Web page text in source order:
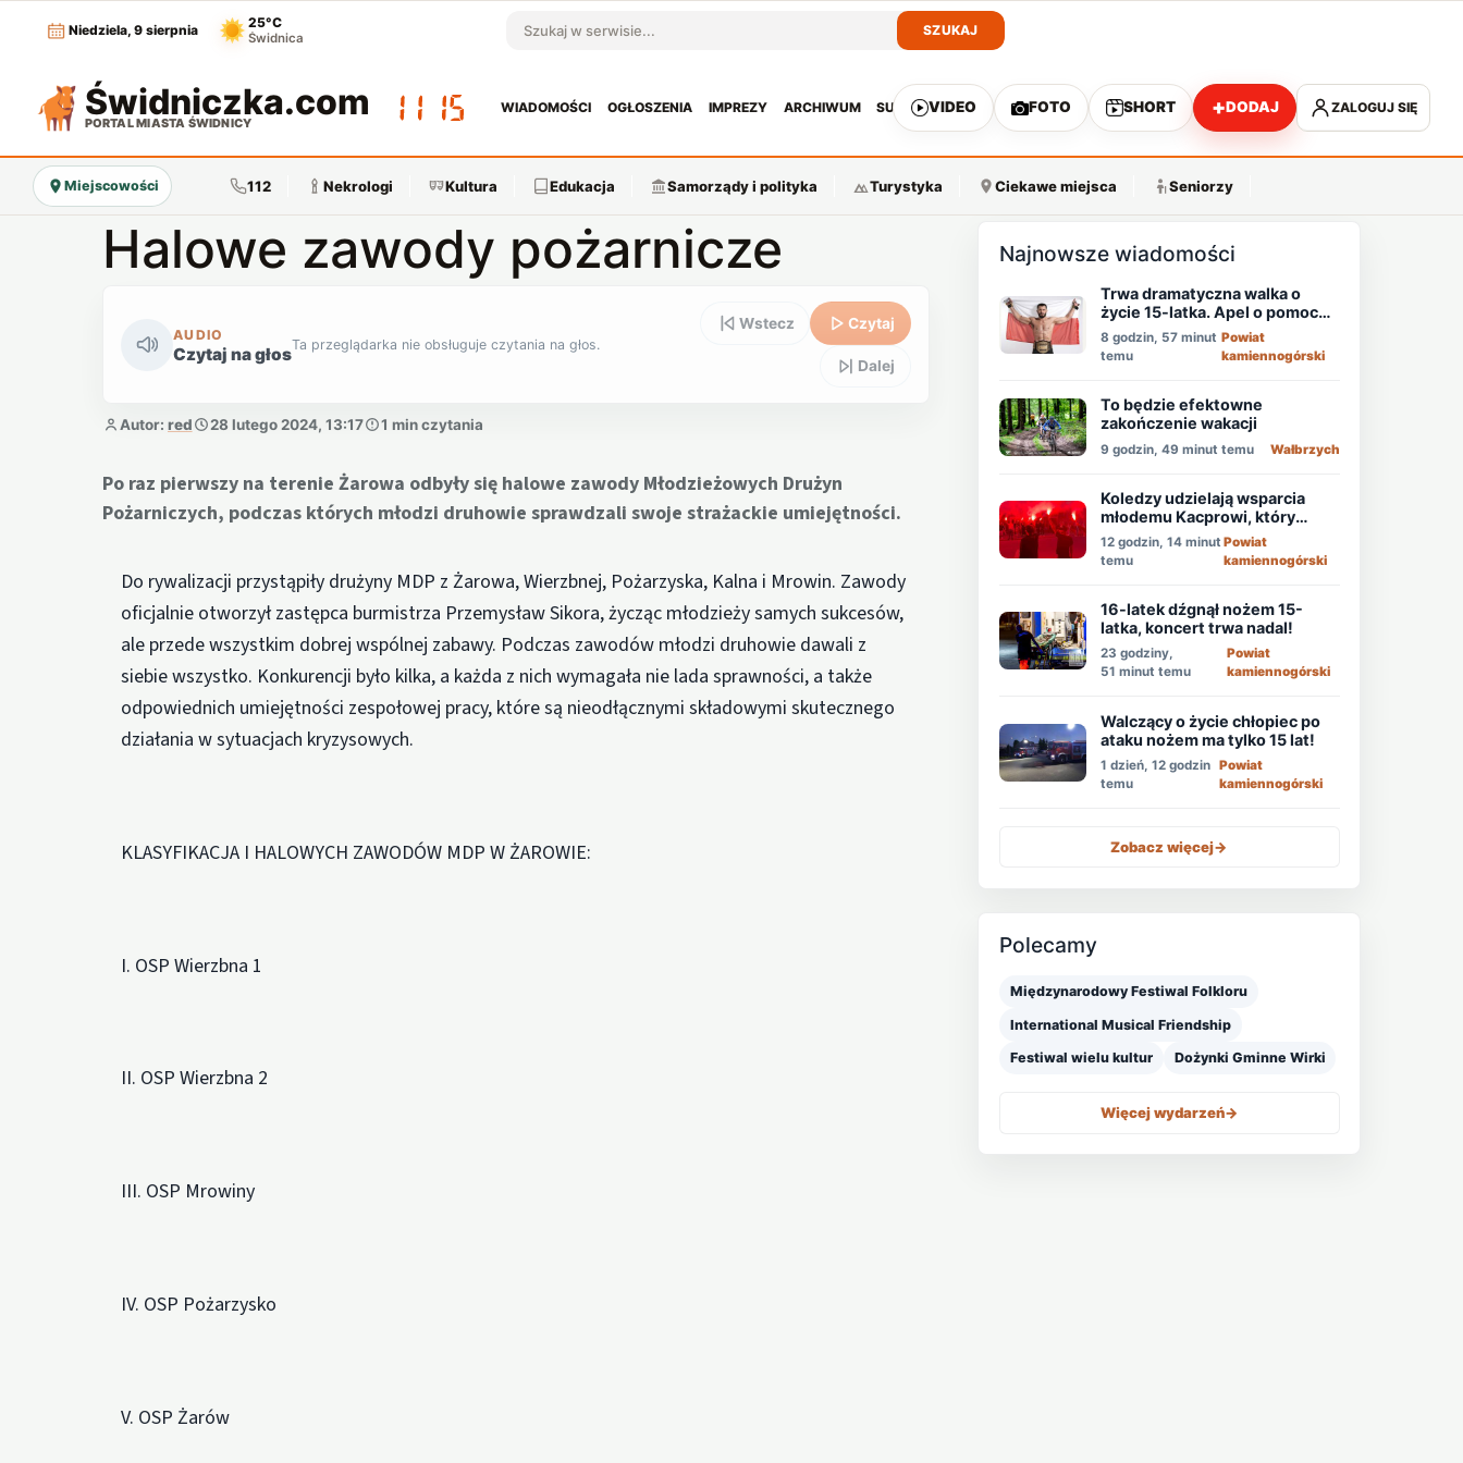
Niedziela, 9 sierpnia
25°C
Świdnica Szukaj w serwisie
SZUKAJ
Świdniczka.com
PORTAL MIASTA ŚWIDNICY 11:15
WIADOMOŚCI OGŁOSZENIA IMPREZY ARCHIWUM SUBSKRYPCJA
VIDEO FOTO SHORT +DODAJ ZALOGUJ SIĘ
Miejscowości 112 Nekrologi Kultura Edukacja Samorządy i polityka Turystyka Ciekawe miejsca Seniorzy
Halowe zawody pożarnicze
AUDIO
Czytaj na głosTa przeglądarka nie obsługuje czytania na głos.
Wstecz Czytaj
Dalej
Autor: red 28 lutego 2024, 13:17 1 min czytania
Po raz pierwszy na terenie Żarowa odbyły się halowe zawody Młodzieżowych Drużyn
Pożarniczych, podczas których młodzi druhowie sprawdzali swoje strażackie umiejętności.
Do rywalizacji przystąpiły drużyny MDP z Żarowa, Wierzbnej, Pożarzyska, Kalna i Mrowin. Zawody
oficjalnie otworzył zastępca burmistrza Przemysław Sikora, życząc młodzieży samych sukcesów,
ale przede wszystkim dobrej wspólnej zabawy. Podczas zawodów młodzi druhowie dawali z
siebie wszystko. Konkurencji było kilka, a każda z nich wymagała nie lada sprawności, a także
odpowiednich umiejętności zespołowej pracy, które są nieodłącznymi składowymi skutecznego
działania w sytuacjach kryzysowych.
KLASYFIKACJA I HALOWYCH ZAWODÓW MDP W ŻAROWIE:
I. OSP Wierzbna 1
II. OSP Wierzbna 2
III. OSP Mrowiny
IV. OSP Pożarzysko
V. OSP Żarów
Najnowsze wiadomości
Trwa dramatyczna walka o
życie 15-latka. Apel o pomoc
mistrza MMA - Memeda
Khalidova
8 godzin, 57 minut
temu
Powiat
kamiennogórski
To będzie efektowne
zakończenie wakacji
9 godzin, 49 minut temu Wałbrzych
Koledzy udzielają wsparcia
młodemu Kacprowi, który
walczy o życie po ataku
nożownika!
12 godzin, 14 minut
temu
Powiat
kamiennogórski
16-latek dźgnął nożem 15-
latka, koncert trwa nadal!
23 godziny,
51 minut temu
Powiat
kamiennogórski
Walczący o życie chłopiec po
ataku nożem ma tylko 15 lat!
1 dzień, 12 godzin
temu
Powiat
kamiennogórski
Zobacz więcej->
Polecamy
Międzynarodowy Festiwal Folkloru
International Musical Friendship
Festiwal wielu kultur Dożynki Gminne Wirki
Więcej wydarzeń->